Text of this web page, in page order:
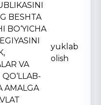
BЕSHTA
BO‘YICHA
VA
AMALGA
yuklab
olish